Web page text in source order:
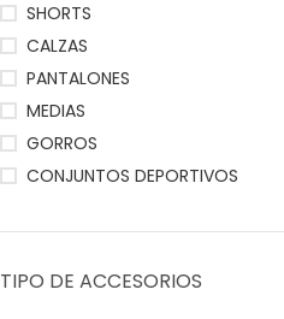
SHORTS
CALZAS
PANTALONES
MEDIAS
GORROS
CONJUNTOS DEPORTIVOS
TIPO DE ACCESORIOS